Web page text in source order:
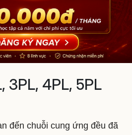
3PL, 4PL, 5PL
đến chuỗi cung ứng đều đã